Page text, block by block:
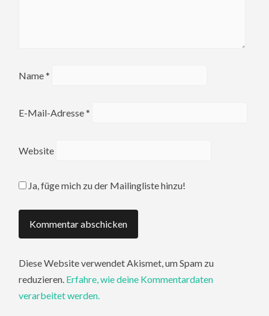
Name*
E-Mail-Adresse*
Website
Ja, füge mich zu der Mailingliste hinzu!
Diese Website verwendet Akismet, um Spam zu
reduzieren. Erfahre, wie deine Kommentardaten
verarbeitet werden.